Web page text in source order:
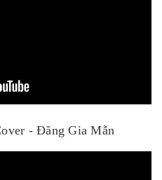
- Đăng Gia Mẫn